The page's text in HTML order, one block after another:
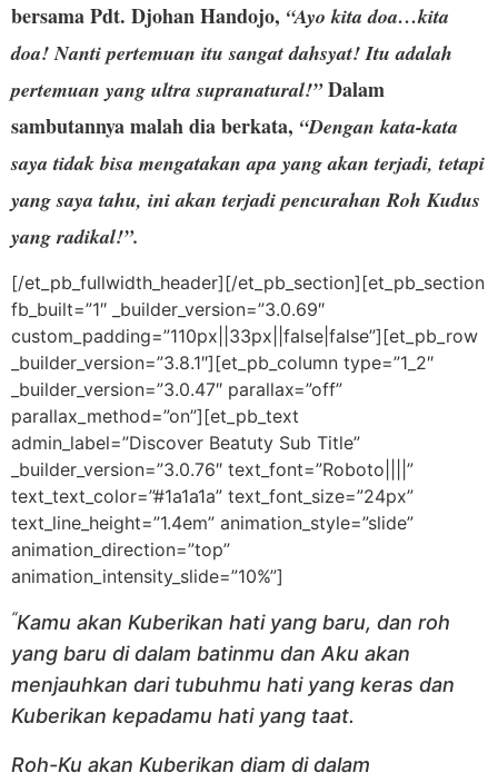
bersama Pdt. Djohan Handojo, “Ayo kita doa…kita
doa! Nanti pertemuan itu sangat dahsyat! Itu adalah
pertemuan yang ultra supranatural!”Dalam
sambutannya malah dia berkata, “Dengan kata-kata
saya tidak bisa mengatakan apa yang akan terjadi, tetapi
yang saya tahu, ini akan terjadi pencurahan Roh Kudus
yang radikal!”.
[/et_pb_fullwidth_header][/et_pb_section][et_pb_section
fb_built=”1″ _builder_version=”3.0.69″
custom_padding=”110px||33px||false|false”][et_pb_row
_builder_version=”3.8.1″][et_pb_column type=”1_2″
_builder_version=”3.0.47″ parallax=”off”
parallax_method=”on”][et_pb_text
admin_label=”Discover Beatuty Sub Title”
_builder_version=”3.0.76″ text_font=”Roboto||||”
text_text_color=”#1a1a1a” text_font_size=”24px”
text_line_height=”1.4em” animation_style=”slide”
animation_direction=”top”
animation_intensity_slide=”10%”]
“Kamu akan Kuberikan hati yang baru, dan roh
yang baru di dalam batinmu dan Aku akan
menjauhkan dari tubuhmu hati yang keras dan
Kuberikan kepadamu hati yang taat.
Roh-Ku akan Kuberikan diam di dalam